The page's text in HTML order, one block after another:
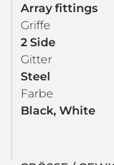
Array fittings
Griffe
2 Side
Gitter
Steel
Farbe
Black, White